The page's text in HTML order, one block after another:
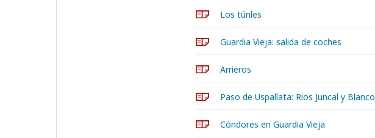
Los túnles
Guardia Vieja: salida de coches
Arrieros
Paso de Uspallata: Rios Juncal y Blanco
Cóndores en Guardia Vieja